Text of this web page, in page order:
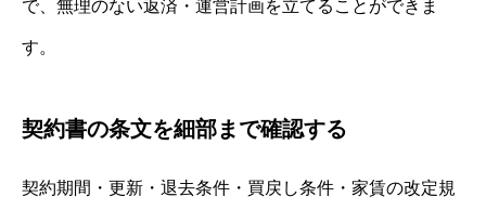
で、無理のない返済・運営計画を立てることができま
す。
契約書の条文を細部まで確認する
契約期間・更新・退去条件・買戻し条件・家賃の改定規